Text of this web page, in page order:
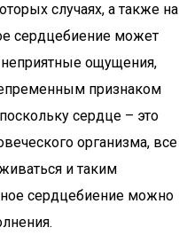
случаях, а также на
сердцебиение может
ощущения,
признаком
сердце – это
организма, все
и таким
сердцебиение можно